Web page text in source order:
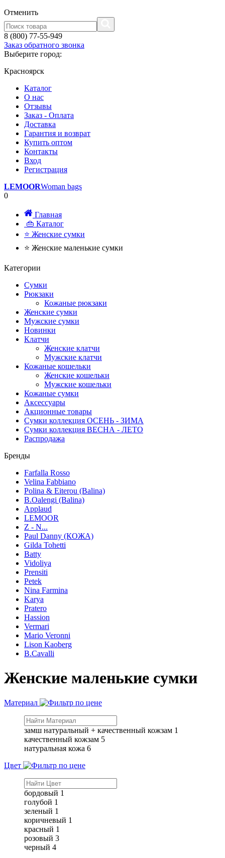
Отменить
8 (800) 77-55-949
Заказ обратного звонка
Выберите город:
Красноярск
Каталог
О нас
Отзывы
Заказ - Оплата
Доставка
Гарантия и возврат
Купить оптом
Контакты
Вход
Регистрация
LEMOORWoman bags
0
Главная
👜 Каталог
⭐ Женские сумки
⭐ Женские маленькие сумки
Категории
Сумки
Рюкзаки
Кожаные рюкзаки
Женские сумки
Мужские сумки
Новинки
Клатчи
Женские клатчи
Мужские клатчи
Кожаные кошельки
Женские кошельки
Мужские кошельки
Кожаные сумки
Аксессуары
Акционные товары
Сумки коллекция ОСЕНЬ - ЗИМА
Сумки коллекция ВЕСНА - ЛЕТО
Распродажа
Бренды
Farfalla Rosso
Velina Fabbiano
Polina & Eiterou (Balina)
B.Oalengi (Balina)
Applaud
LEMOOR
Z - N...
Paul Danny (КОЖА)
Gilda Tohetti
Batty
Vidoliya
Prensiti
Petek
Nina Farmina
Karya
Pratero
Hassion
Vermari
Mario Veronni
Lison Kaoberg
B.Cavalli
Женские маленькие сумки
Материал
замш натуральный + качественный кожзам 1
качественный кожзам 5
натуральная кожа 6
Цвет
бордовый 1
голубой 1
зеленый 1
коричневый 1
красный 1
розовый 3
черный 4